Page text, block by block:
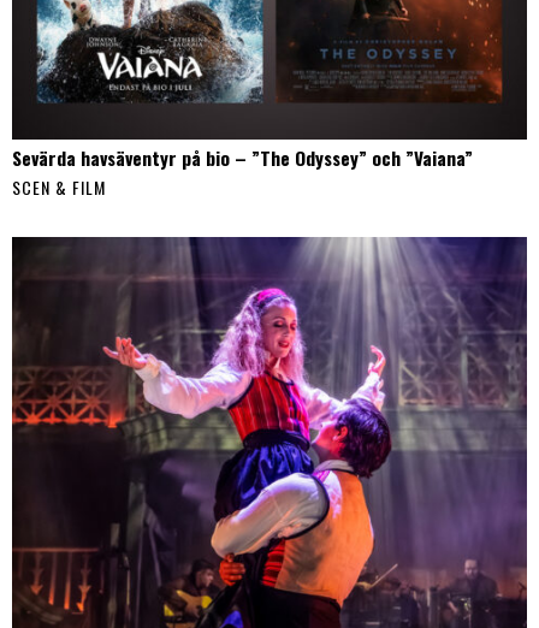
Sevärda havsäventyr på bio – ”The Odyssey” och ”Vaiana”
SCEN & FILM